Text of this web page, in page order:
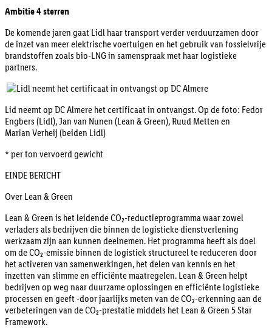
Ambitie 4 sterren
De komende jaren gaat Lidl haar transport verder verduurzamen door
de inzet van meer elektrische voertuigen en het gebruik van fossielvrije
brandstoffen zoals bio-LNG in samenspraak met haar logistieke
partners.
Lid neemt op DC Almere het certificaat in ontvangst. Op de foto: Fedor
Engbers (Lidl), Jan van Nunen (Lean & Green), Ruud Metten en
Marian Verheij (beiden Lidl)
* per ton vervoerd gewicht
EINDE BERICHT
Over Lean & Green
Lean & Green is het leidende CO₂-reductieprogramma waar zowel
verladers als bedrijven die binnen de logistieke dienstverlening
werkzaam zijn aan kunnen deelnemen. Het programma heeft als doel
om de CO₂-emissie binnen de logistiek structureel te reduceren door
het activeren van samenwerkingen, het delen van kennis en het
inzetten van slimme en efficiënte maatregelen. Lean & Green helpt
bedrijven op weg naar duurzame oplossingen en efficiënte logistieke
processen en geeft -door jaarlijks meten van de CO₂-erkenning aan de
verbeteringen van de CO₂-prestatie middels het Lean & Green 5 Star
Framework.